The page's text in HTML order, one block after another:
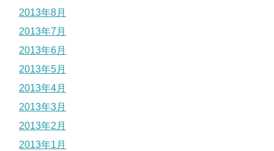
2013年8月
2013年7月
2013年6月
2013年5月
2013年4月
2013年3月
2013年2月
2013年1月